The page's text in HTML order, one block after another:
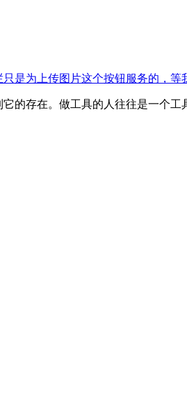
是为上传图片这个按钮服务的，等
的存在。做工具的人往往是一个